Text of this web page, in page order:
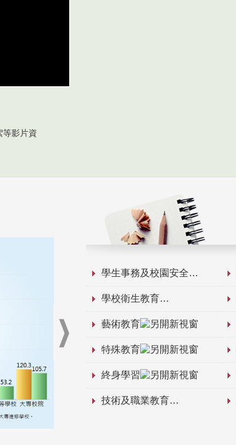
等影片資
學生事務及校園安全
學校衛生教育
藝術教育
特殊教育
終身學習
技術及職業教育